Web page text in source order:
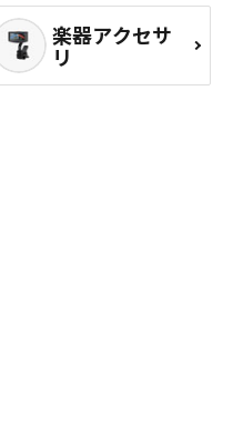
楽器アクセサ
リ